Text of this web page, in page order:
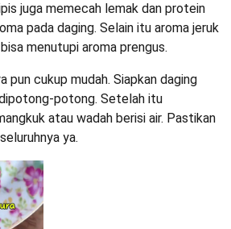
juga memecah lemak dan protein
pada daging. Selain itu aroma jeruk
menutupi aroma prengus.
pun cukup mudah. Siapkan daging
potong. Setelah itu
atau wadah berisi air. Pastikan
ya.